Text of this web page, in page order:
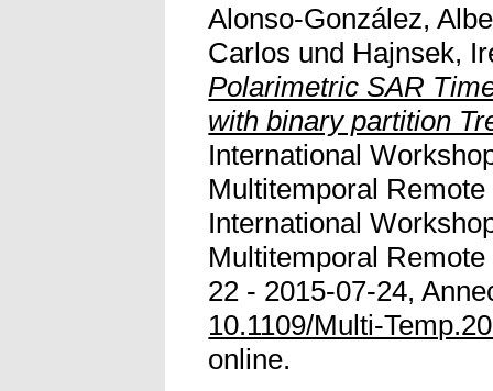
Alonso-González,
Carlos und Hajnsek,
Polarimetric SAR
with binary partition
International
Multitemporal
International
Multitemporal
22 - 2015-07-24,
10.1109/Multi-
online.